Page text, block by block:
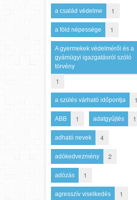
a család védelme 1
a föld népessége 1
A gyermekek védelméről és a
gyámügyi igazgatásról szóló
törvény
1
a szülés várható időpontja 1
ABB 1 adatgyűjtés 1
adható nevek 4
adókedvezmény 2
adózás 1
agresszív viselkedés 1